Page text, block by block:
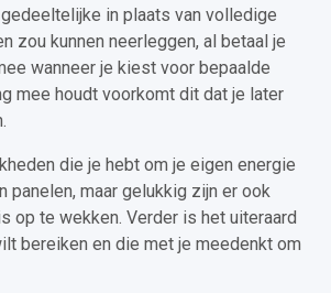
in plaats van volledige
zou kunnen neerleggen, al betaal je
wanneer je kiest voor bepaalde
mee houdt voorkomt dit dat je later
die je hebt om je eigen energie
maar gelukkig zijn er ook
op te wekken. Verder is het uiteraard
bereiken en die met je meedenkt om